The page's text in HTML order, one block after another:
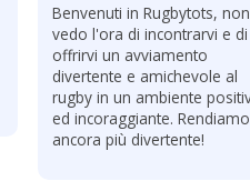
Benvenuti in Rugbytots, non
vedo l'ora di incontrarvi e di
offrirvi un avviamento
divertente e amichevole al
rugby in un ambiente
ed incoraggiante.
ancora più divertente!